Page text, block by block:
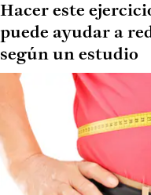
Hacer este
puede ayudar a
según un estudio